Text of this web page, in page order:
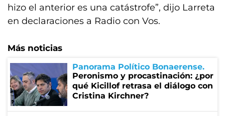
hizo el anterior es una catástrofe”, dijo Larreta
en declaraciones a Radio con Vos.
Más noticias
Panorama Político Bonaerense
Peronismo y procastinación: ¿por
qué Kicillof retrasa el diálogo con
Cristina Kirchner?